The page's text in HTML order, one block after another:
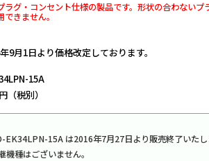
グ・コンセント仕様の製品です。形状の合わないプ
できません。
9月1日より価格改定しております。
15A
（税別）
EK34LPN-15A は2016年7月27日より販売終了いたし
機種はございません。